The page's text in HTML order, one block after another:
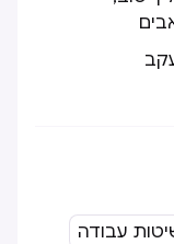
עבודה